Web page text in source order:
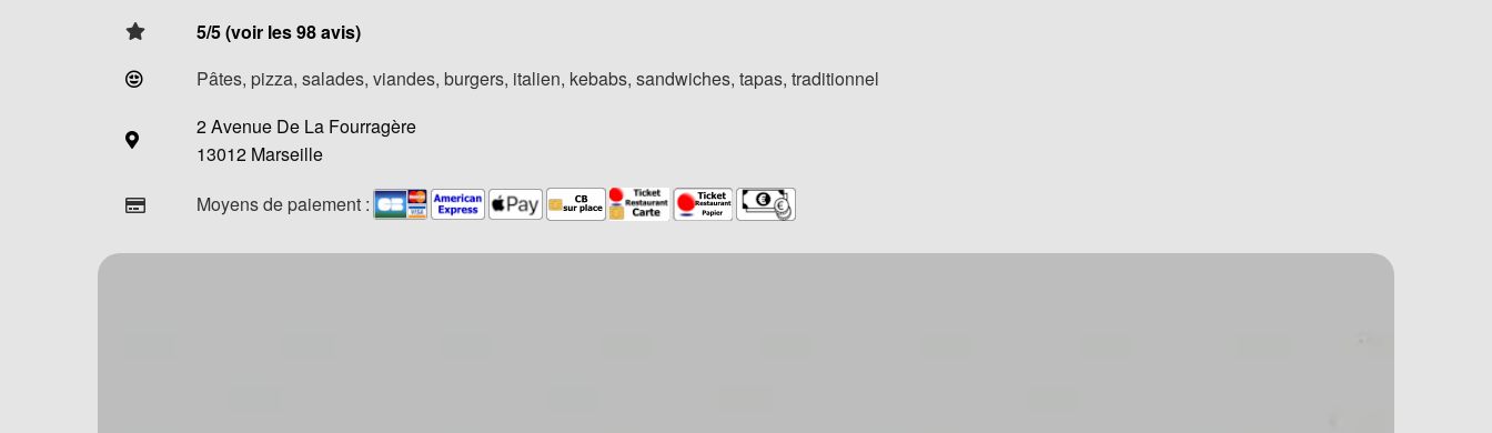
5/5 (voir les 98 avis)
Pâtes, pizza, salades, viandes, burgers, italien, kebabs, sandwiches, tapas, traditionnel
2 Avenue De La Fourragère
13012 Marseille
Moyens de paiement :